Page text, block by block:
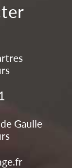
Gaulle